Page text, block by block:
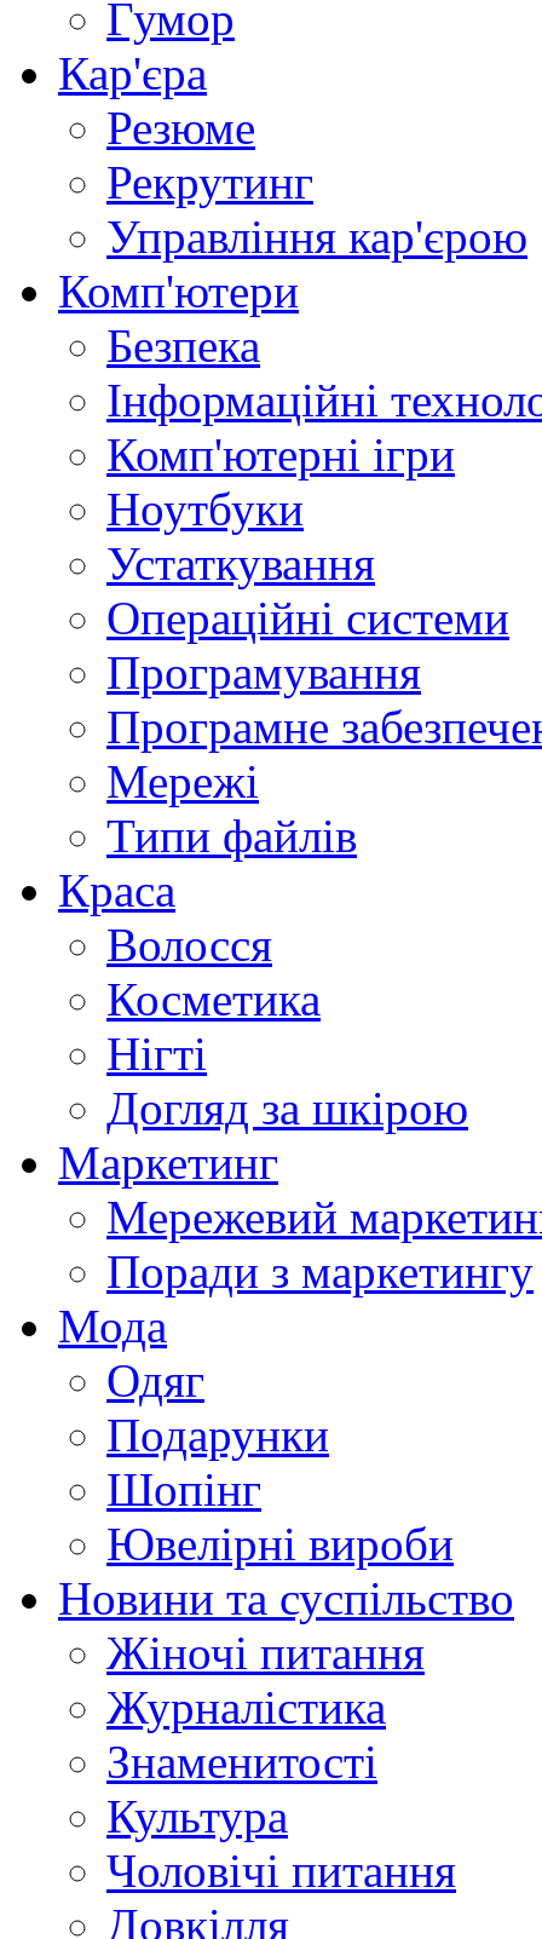
Гумор
Кар'єра
Резюме
Рекрутинг
Управління кар'єрою
Комп'ютери
Безпека
Інформаційні
Комп'ютерні ігри
Ноутбуки
Устаткування
Операційні системи
Програмування
Програмне
Мережі
Типи файлів
Краса
Волосся
Косметика
Нігті
Догляд за шкірою
Маркетинг
Мережевий
Поради з маркетингу
Мода
Одяг
Подарунки
Шопінг
Ювелірні вироби
Новини та суспільство
Жіночі питання
Журналістика
Знаменитості
Культура
Чоловічі питання
Довкілля